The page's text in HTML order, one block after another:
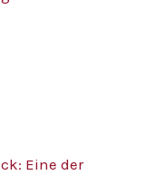
Eine der